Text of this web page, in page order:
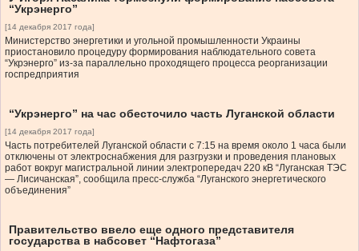
“Укрэнерго”
[14 декабря 2017 года]
Министерство энергетики и угольной промышленности Украины
приостановило процедуру формирования наблюдательного совета
“Укрэнерго” из-за параллельно проходящего процесса реорганизации
госпредприятия
“Укрэнерго” на час обесточило часть Луганской области
[14 декабря 2017 года]
Часть потребителей Луганской области с 7:15 на время около 1 часа были
отключены от электроснабжения для разгрузки и проведения плановых
работ вокруг магистральной линии электропередач 220 кВ “Луганская ТЭС
— Лисичанская”, сообщила пресс-служба “Луганского энергетического
объединения”
Правительство ввело еще одного представителя
государства в набсовет “Нафтогаза”